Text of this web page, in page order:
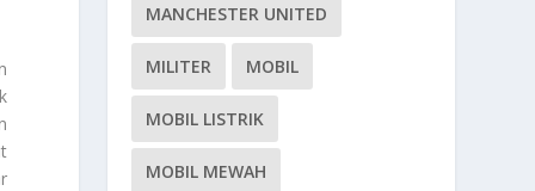
MANCHESTER UNITED
MILITER MOBIL
MOBIL LISTRIK
MOBIL MEWAH